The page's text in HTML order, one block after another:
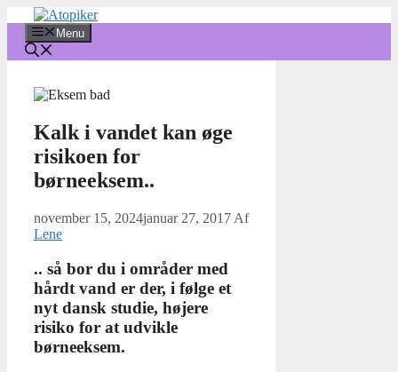
indhold
Menu
Kalk i vandet kan øge
risikoen for
børneeksem..
november 15, 2024januar 27, 2017 Af
Lene
.. så bor du i områder med
hårdt vand er der, i følge et
nyt dansk studie, højere
risiko for at udvikle
børneeksem.